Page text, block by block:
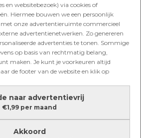
en websitebezoek) via cookies of
Hiermee bouwen we een persoonlijk
onze advertentieruimte commercieel
advertentienetwerken. Zo genereren
advertenties te tonen. Sommige
op basis van rechtmatig belang,
maken. Je kunt je voorkeuren altijd
de footer van de website en klik op
naar advertentievrij
€1,99 per maand
Akkoord
mij een van jouw
dan krijg jij mijn slagerij’,
hij’
geeft haar het gevoel
het niet waard is’